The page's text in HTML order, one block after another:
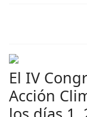
El IV
Acción